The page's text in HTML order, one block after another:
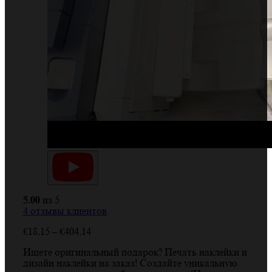
5.00 из 5
4 отзывы клиентов
€18.15 – €404.14
€18.15
–
Ищете оригинальный подарок? Печать наклейки и
дизайн наклейки на заказ! Создайте уникальную